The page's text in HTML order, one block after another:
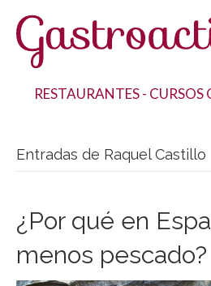
RESTAURANTES- CURSOS
Entradas de Raquel Castillo
¿Por qué en
menos pescado?